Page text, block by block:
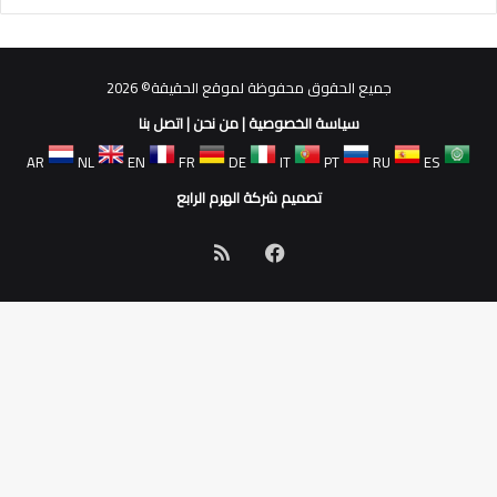
جميع الحقوق محفوظة لموقع الحقيقة© 2026
سياسة الخصوصية|من نحن|اتصل بنا
AR
NL EN FR DE IT PT RU
ES
تصميم شركة الهرم الرابع
فيسبوك
الموقع